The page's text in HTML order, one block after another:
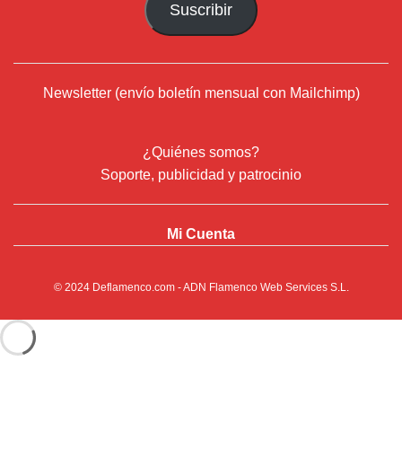
Suscribir
Newsletter (envío boletín mensual con Mailchimp)
¿Quiénes somos?
Soporte, publicidad y patrocinio
Mi Cuenta
© 2024 Deflamenco.com- ADN Flamenco Web Services S.L.